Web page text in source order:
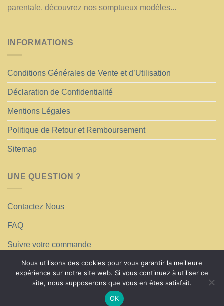
parentale, découvrez nos somptueux modèles...
INFORMATIONS
Conditions Générales de Vente et d’Utilisation
Déclaration de Confidentialité
Mentions Légales
Politique de Retour et Remboursement
Sitemap
UNE QUESTION ?
Contactez Nous
FAQ
Suivre votre commande
Copyright 2026 © CIEL DE LIT SHOP
Nous utilisons des cookies pour vous garantir la meilleure
expérience sur notre site web. Si vous continuez à utiliser ce
site, nous supposerons que vous en êtes satisfait.
OK